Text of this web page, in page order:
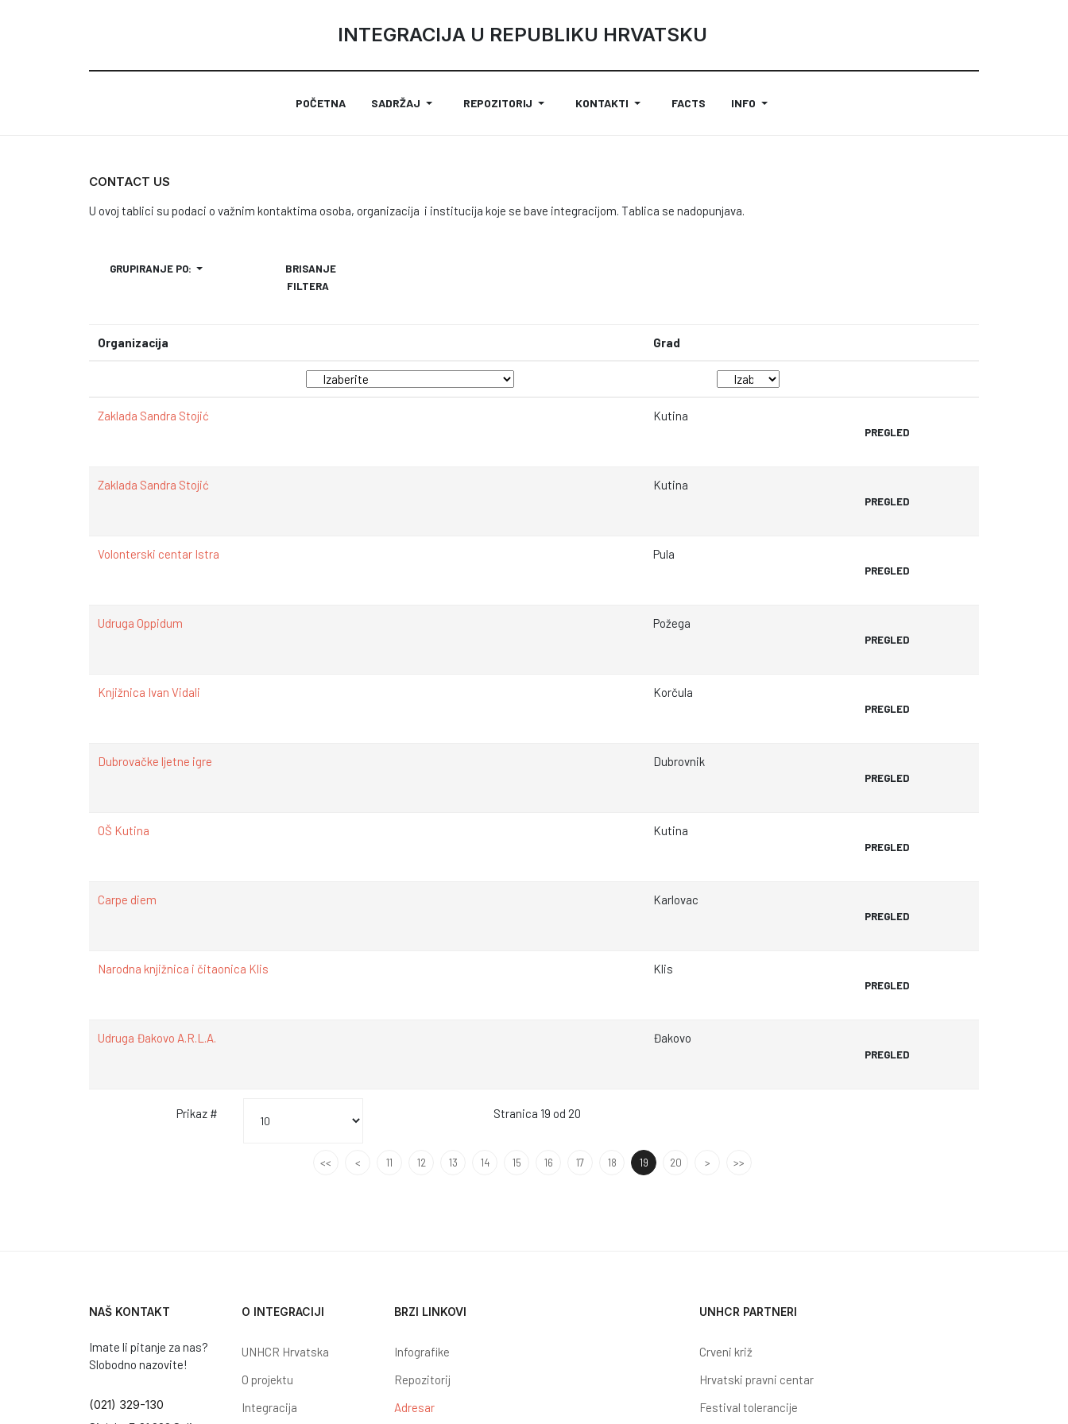
INTEGRACIJA U REPUBLIKU HRVATSKU
POČETNA SADRŽAJ REPOZITORIJ KONTAKTI FACTS INFO
CONTACT US
U ovoj tablici su podaci o važnim kontaktima osoba, organizacija i institucija koje se bave integracijom. Tablica se nadopunjava.
GRUPIRANJE PO:
BRISANJE
FILTERA
Organizacija Grad
Prikaz # Stranica 19 od 20
<< < 11 12 13 14 15 16 17 18 19 20 > >>
Zaklada Sandra Stojić Kutina
PREGLED
Zaklada Sandra Stojić Kutina
PREGLED
Volonterski centar Istra Pula
PREGLED
Udruga Oppidum Požega
PREGLED
Knjižnica Ivan Vidali Korčula
PREGLED
Dubrovačke ljetne igre Dubrovnik
PREGLED
OŠ Kutina Kutina
PREGLED
Carpe diem Karlovac
PREGLED
Narodna knjižnica i čitaonica Klis Klis
PREGLED
Udruga Đakovo A.R.L.A. Đakovo
PREGLED
NAŠ KONTAKT
Imate li pitanje za nas?
Slobodno nazovite!
(021) 329-130
O INTEGRACIJI
UNHCR Hrvatska
O projektu
Integracija
BRZI LINKOVI
Infografike
Repozitorij
Adresar
UNHCR PARTNERI
Crveni križ
Hrvatski pravni centar
Festival tolerancije